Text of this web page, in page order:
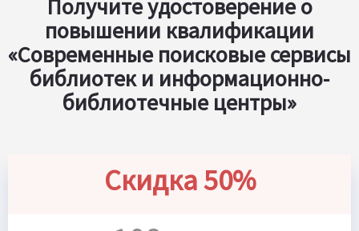
Получите удостоверение о
повышении квалификации
«Современные поисковые сервисы
библиотек и информационно-
библиотечные центры»
Скидка 50%